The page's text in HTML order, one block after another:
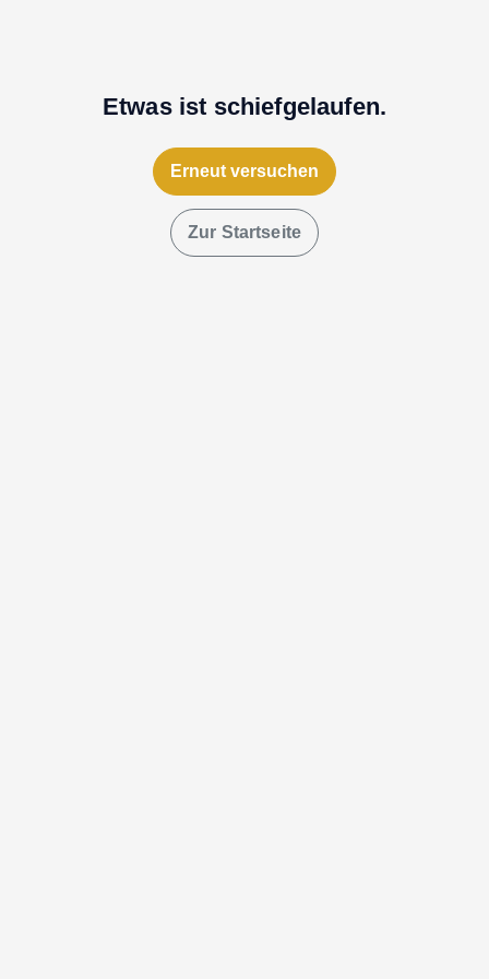
Etwas ist schiefgelaufen.
Erneut versuchen
Zur Startseite